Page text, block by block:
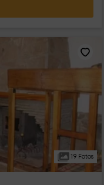
19 Fotos